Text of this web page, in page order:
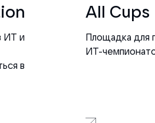
ИТ и
в
All Cups
Площадка для
ИТ-